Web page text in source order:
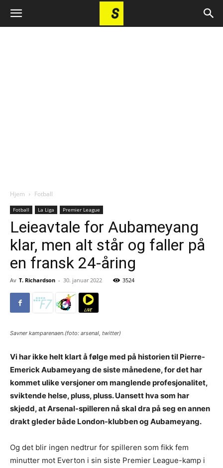
Hjem Fotball
Fotball La Liga Premier League
Leieavtale for Aubameyang
klar, men alt står og faller på
en fransk 24-åring
Av T. Richardson - 30. januar 2022 3524
Savner kamparenaen.(foto: arsenal, twitter)
Vi har ikke helt klart å følge med på historien til Pierre-
Emerick Aubameyang de siste månedene, for det har
kommet ulike versjoner om manglende profesjonalitet,
sviktende helse, pluss, pluss. Uansett hva som har
skjedd, at Arsenal-spilleren nå skal dra på seg en annen
drakt gleder både London-klubben og Aubameyang.
Og det blir ingen nedtrur for spilleren som fikk fem
minutter mot Everton i sin siste Premier League-kamp i